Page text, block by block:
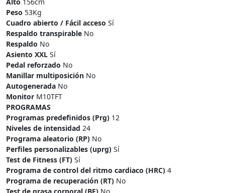
Peso 53Kg
Cuadro abierto / Fácil acceso Sí
Respaldo transpirable No
Respaldo No
Asiento XXL Sí
Pedal reforzado No
Manillar multiposición No
Autogenerada No
Monitor M10TFT
PROGRAMAS
Programas predefinidos (Prg) 12
Niveles de intensidad 24
Programa aleatorio (RP) No
Perfiles personalizables (uprg) Sí
Test de Fitness (FT) Sí
Programa de control del ritmo cardiaco (HRC) 4
Programa de recuperación (RT) No